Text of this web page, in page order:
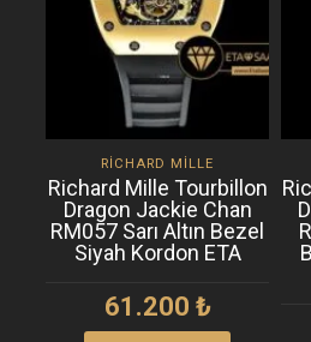
RICHARD MILLE
Richard Mille Tourbillon
Dragon Jackie Chan
RM057 Sarı Altın Bezel
Siyah Kordon ETA
61.200 ₺